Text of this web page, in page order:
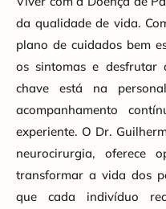
da qualidade de vida.
plano de cuidados bem
os sintomas e
chave está na
acompanhamento
experiente. O Dr.
neurocirurgia, oferece
transformar a vida dos
que cada indivíduo